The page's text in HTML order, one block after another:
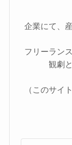
企業にて、
フリーラン
観劇
（このサイ